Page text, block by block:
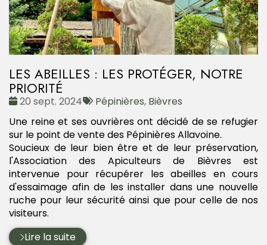
LES ABEILLES : LES PROTÉGER, NOTRE
PRIORITÉ
Date
20 sept. 2024
Tags
Pépinières, Bièvres
Une reine et ses ouvrières ont décidé de se refugier
sur le point de vente des Pépinières Allavoine.
Soucieux de leur bien être et de leur préservation,
l'Association des Apiculteurs de Bièvres est
intervenue pour récupérer les abeilles en cours
d'essaimage afin de les installer dans une nouvelle
ruche pour leur sécurité ainsi que pour celle de nos
visiteurs.
Lire la suite